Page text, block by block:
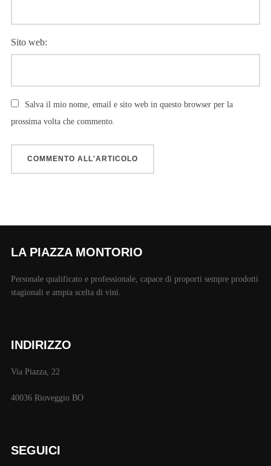
Sito web:
Salva il mio nome, email e sito web in questo browser per la
prossima volta che commento.
LA PIAZZA MONTORIO
Personale qualificato e professionale, capace di proporti sempre prodotti
stagionali e ampia scelta di vini.
INDIRIZZO
Via Piazza, 22
40036 Rioveggio BO
SEGUICI